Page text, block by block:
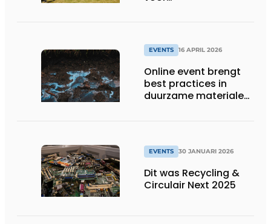
EVENTS 16 APRIL 2026
Online event brengt
best practices in
duurzame materialen
EVENTS 30 JANUARI 2026
Dit was Recycling &
Circulair Next 2025